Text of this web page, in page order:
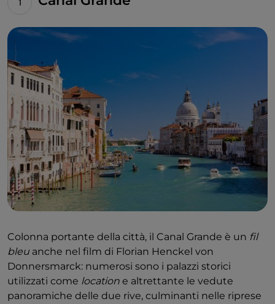
Colonna portante della città, il Canal Grande è un fil
bleu anche nel film di Florian Henckel von
Donnersmarck: numerosi sono i palazzi storici
utilizzati come location e altrettante le vedute
panoramiche delle due rive, culminanti nelle riprese